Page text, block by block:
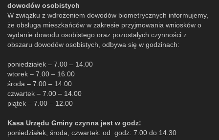
dowodów osobistych
W związku z wdrożeniem dowodów biometrycznych informujemy,
że obsługa mieszkańców w zakresie przyjmowania wniosków o
wydanie dowodu osobistego oraz pozostałych czynności z
obszaru dowodów osobistych, odbywa się w godzinach:
poniedziałek – 7.00 – 14.00
wtorek – 7.00 – 16.00
środa – 7.00 – 14.00
czwartek – 7.00 – 14.00
piątek – 7.00 – 12.00
Kasa Urzędu Gminy czynna jest w godz:
poniedziałek, środa, czwartek: od godz: 7.00 do 14.30